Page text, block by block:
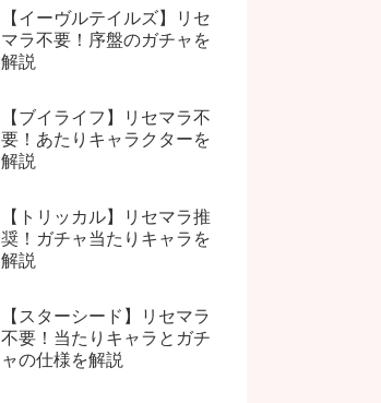
【イーヴルテイルズ】リセ
マラ不要！序盤のガチャを
解説
【ブイライフ】リセマラ不
要！あたりキャラクターを
解説
【トリッカル】リセマラ推
奨！ガチャ当たりキャラを
解説
【スターシード】リセマラ
不要！当たりキャラとガチ
ャの仕様を解説